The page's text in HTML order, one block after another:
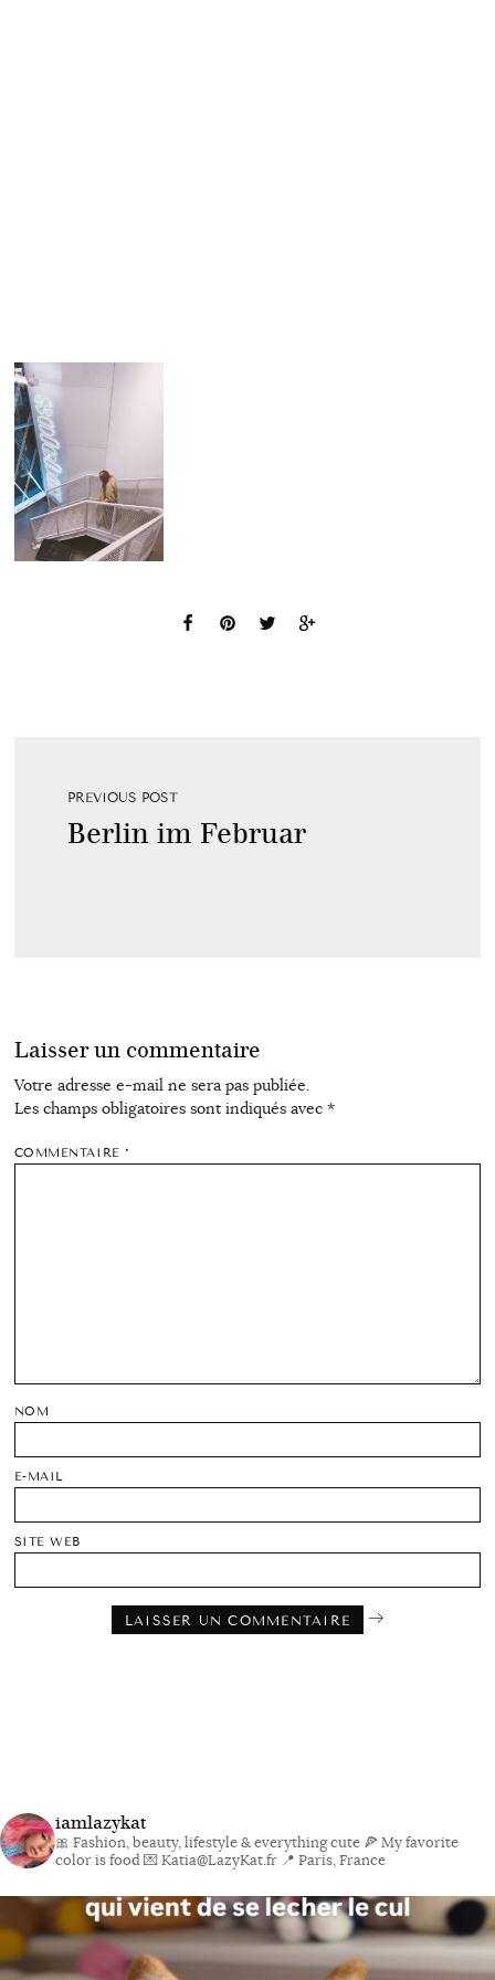
PREVIOUS POST
Berlin im Februar
Laisser un commentaire
Votre adresse e-mail ne sera pas publiée.
Les champs obligatoires sont indiqués avec *
COMMENTAIRE*
NOM
E-MAIL
SITE WEB
iamlazykat
🎀 Fashion, beauty, lifestyle & everything cute 🍕 My favorite
color is food💌 Katia@LazyKat.fr 📍 Paris, France